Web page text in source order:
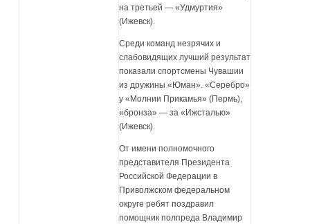
на третьей — «Удмуртия»
(Ижевск).
Среди команд незрячих и
слабовидящих лучший результат
показали спортсмены Чувашии
из дружины «Юман». «Серебро»
у «Молнии Прикамья» (Пермь),
«бронза» — за «Ижсталью»
(Ижевск).
От имени полномочного
представителя Президента
Российской Федерации в
Приволжском федеральном
округе ребят поздравил
помощник полпреда Владимир